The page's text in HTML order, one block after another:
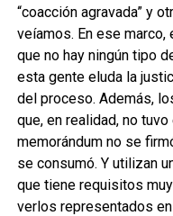
“coacción agravada” y
veíamos. En ese marco,
que no hay ningún tipo
esta gente eluda la
del proceso. Además,
que, en realidad, no
memorándum no se
se consumó. Y utilizan
que tiene requisitos
verlos representados